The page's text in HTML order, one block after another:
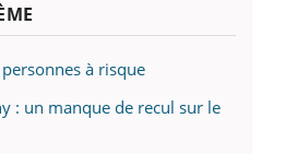
à risque
: un manque de recul sur le